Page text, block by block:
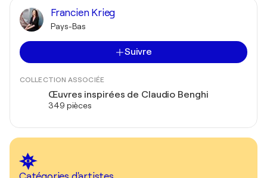
Francien Krieg
Pays-Bas
Suivre
COLLECTION ASSOCIÉE
Œuvres inspirées de Claudio Benghi
349 pièces